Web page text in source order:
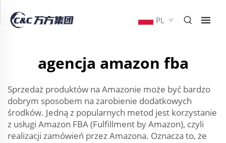
PL
agencja amazon fba
Sprzedaż produktów na Amazonie może być bardzo
dobrym sposobem na zarobienie dodatkowych
środków. Jedną z popularnych metod jest korzystanie
z usługi Amazon FBA (Fulfillment by Amazon), czyli
realizacji zamówień przez Amazona. Oznacza to, że